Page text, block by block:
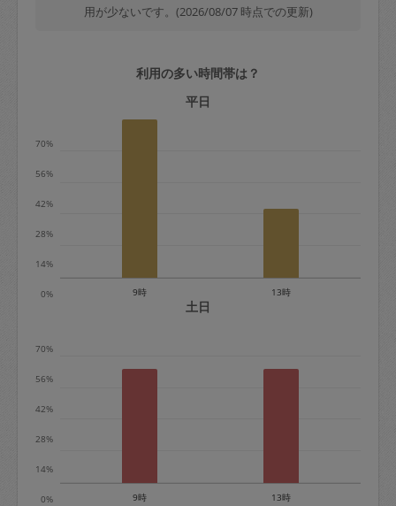
定期契約をキャンセルする場合、毎週定
期は月2回まで隔週定期は月1回までキャ
ンセル料は発生しません。それ以上はキ
※キャンセル料金の設定について：
相当で料金設定されています。
用が少ないです。(2026/08/07 時点での更新)
利用の多い時間帯は？
平日
0%
14%
28%
42%
56%
70%
9時 13時
土日
0%
14%
28%
42%
56%
70%
9時 13時